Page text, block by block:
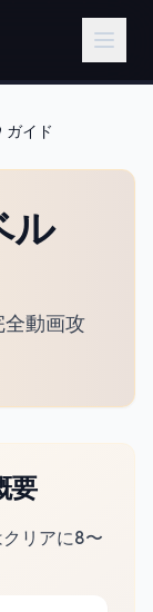
ガイド
ル
動画攻
要
リアに8〜